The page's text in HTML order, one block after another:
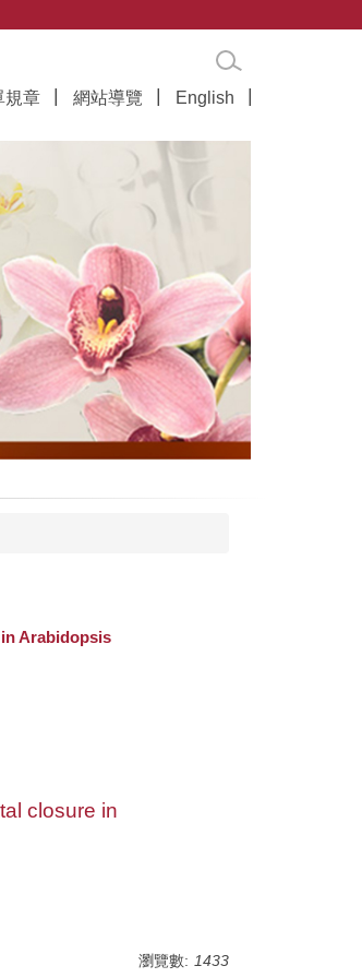
規章 網站導覽 English
Arabidopsis
closure in
瀏覽數: 1433